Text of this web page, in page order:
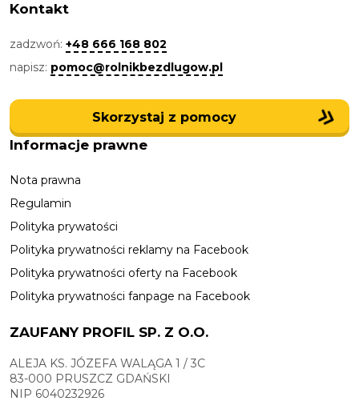
Kontakt
zadzwoń: +48 666 168 802
napisz: pomoc@rolnikbezdlugow.pl
Skorzystaj z pomocy
Informacje prawne
Nota prawna
Regulamin
Polityka prywatości
Polityka prywatności reklamy na Facebook
Polityka prywatności oferty na Facebook
Polityka prywatności fanpage na Facebook
ZAUFANY PROFIL SP. Z O.O.
ALEJA KS. JÓZEFA WALĄGA 1 / 3C
83-000 PRUSZCZ GDAŃSKI
NIP 6040232926